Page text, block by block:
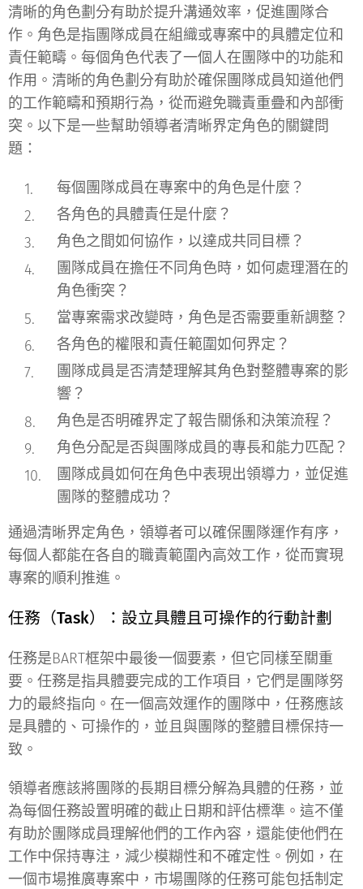
清晰的角色劃分有助於提升溝通效率，促進團隊合
作。角色是指團隊成員在組織或專案中的具體定位和
責任範疇。每個角色代表了一個人在團隊中的功能和
作用。清晰的角色劃分有助於確保團隊成員知道他們
的工作範疇和預期行為，從而避免職責重疊和內部衝
突。以下是一些幫助領導者清晰界定角色的關鍵問
題：
每個團隊成員在專案中的角色是什麼？
各角色的具體責任是什麼？
角色之間如何協作，以達成共同目標？
團隊成員在擔任不同角色時，如何處理潛在的
角色衝突？
當專案需求改變時，角色是否需要重新調整？
各角色的權限和責任範圍如何界定？
團隊成員是否清楚理解其角色對整體專案的影
響？
角色是否明確界定了報告關係和決策流程？
角色分配是否與團隊成員的專長和能力匹配？
團隊成員如何在角色中表現出領導力，並促進
團隊的整體成功？
通過清晰界定角色，領導者可以確保團隊運作有序，
每個人都能在各自的職責範圍內高效工作，從而實現
專案的順利推進。
任務（Task）：設立具體且可操作的行動計劃
任務是BART框架中最後一個要素，但它同樣至關重
要。任務是指具體要完成的工作項目，它們是團隊努
力的最終指向。在一個高效運作的團隊中，任務應該
是具體的、可操作的，並且與團隊的整體目標保持一
致。
領導者應該將團隊的長期目標分解為具體的任務，並
為每個任務設置明確的截止日期和評估標準。這不僅
有助於團隊成員理解他們的工作內容，還能使他們在
工作中保持專注，減少模糊性和不確定性。例如，在
一個市場推廣專案中，市場團隊的任務可能包括制定